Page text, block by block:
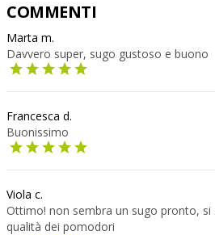
COMMENTI
Marta m.
Davvero super, sugo gustoso e buono
Francesca d.
Buonissimo
Viola c.
Ottimo! non sembra un sugo pronto, si
qualità dei pomodori